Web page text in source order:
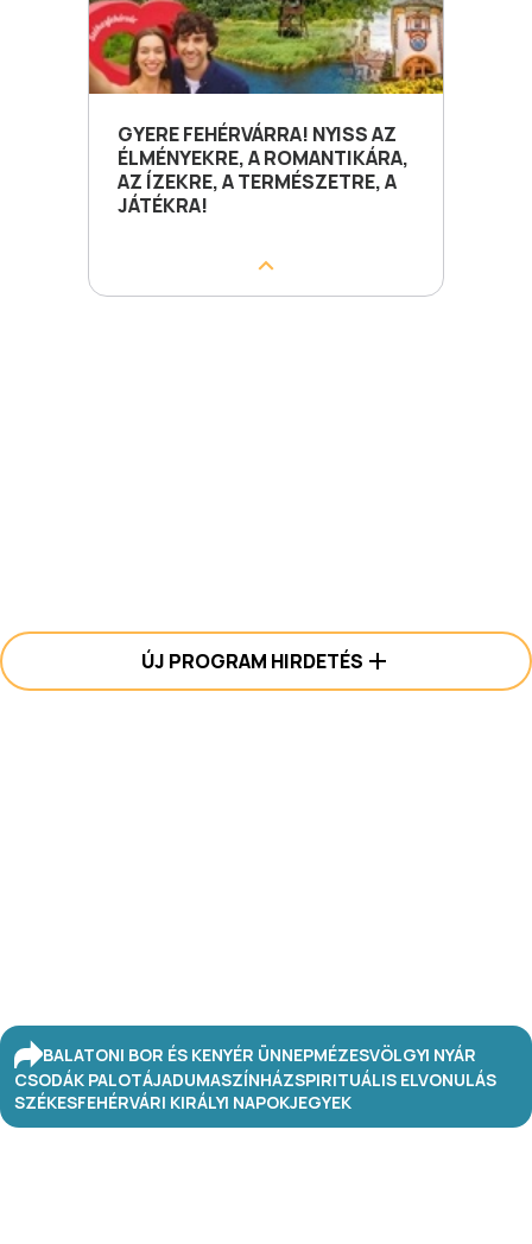
GYERE FEHÉRVÁRRA! NYISS AZ
ÉLMÉNYEKRE, A ROMANTIKÁRA,
AZ ÍZEKRE, A TERMÉSZETRE, A
JÁTÉKRA!
ÚJ PROGRAM HIRDETÉS
BALATONI BOR ÉS KENYÉR ÜNNEPMÉZESVÖLGYI NYÁR
CSODÁK PALOTÁJADUMASZÍNHÁZSPIRITUÁLIS ELVONULÁS
SZÉKESFEHÉRVÁRI KIRÁLYI NAPOKJEGYEK